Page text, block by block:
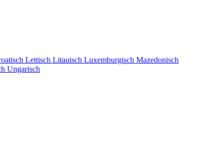
Lettisch Litauisch Luxemburgisch Mazedonisch
Ungarisch